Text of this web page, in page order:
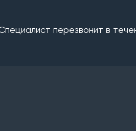
перезвонит в